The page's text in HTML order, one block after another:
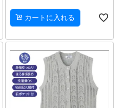
カートに入れる